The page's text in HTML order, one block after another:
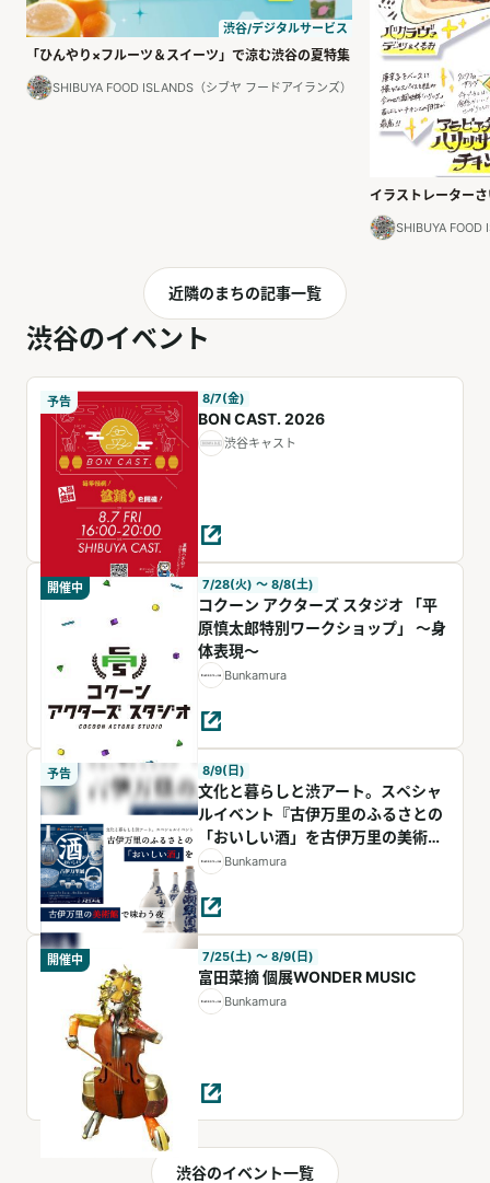
渋谷/デジタルサービス
「ひんやり×フルーツ＆スイーツ」で涼む渋谷の夏特集
SHIBUYA FOOD ISLANDS（シブヤ フードアイランズ）
イラストレーター
SHIBUYA FOOD
近隣のまちの記事一覧
渋谷のイベント
予告 8/7(金)
BON CAST. 2026
渋谷キャスト
開催中 7/28(火) 〜 8/8(土)
コクーン アクターズ スタジオ 「平
原慎太郎特別ワークショップ」 ～身
体表現～
Bunkamura
予告 8/9(日)
文化と暮らしと渋アート。スペシャ
ルイベント『古伊万里のふるさとの
「おいしい酒」を古伊万里の美術館
で味わう夜』
Bunkamura
開催中 7/25(土) 〜 8/9(日)
富田菜摘 個展WONDER MUSIC
Bunkamura
渋谷のイベント一覧